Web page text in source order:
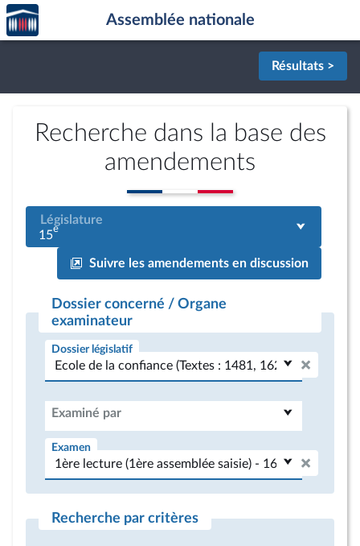
Aller au contenu
Aller en bas de la page
Accèder
à la
page
Assemblée nationale
Résultats >
Recherche dans la base des
amendements
Législature
15e
Suivre les amendements en discussion
Dossier concerné / Organe
examinateur
Dossier législatif
Examiné par
Examen
Recherche par critères